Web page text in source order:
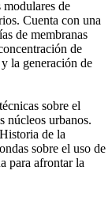
de
Cuenta con una
de membranas
de
la generación de
sobre el
núcleos urbanos.
de la
sobre el uso de
para afrontar la